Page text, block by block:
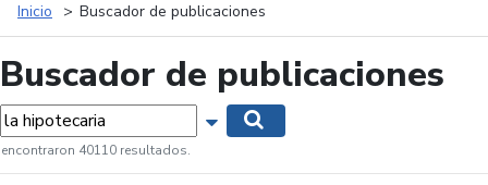
Inicio Buscador de publicaciones
Buscador de publicaciones
Mostrar opciones de búsqueda
encontraron 40110 resultados.